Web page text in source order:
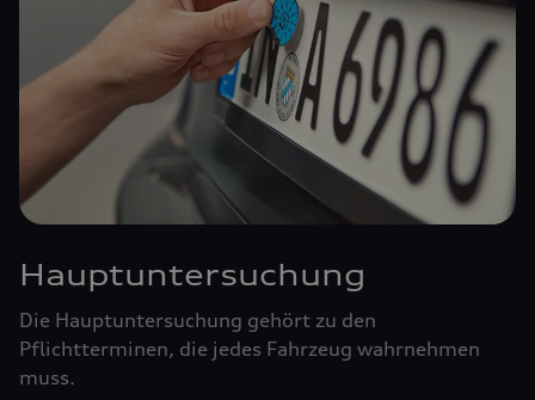
Hauptuntersuchung
Die Hauptuntersuchung gehört zu den
Pflichtterminen, die jedes Fahrzeug wahrnehmen
muss.